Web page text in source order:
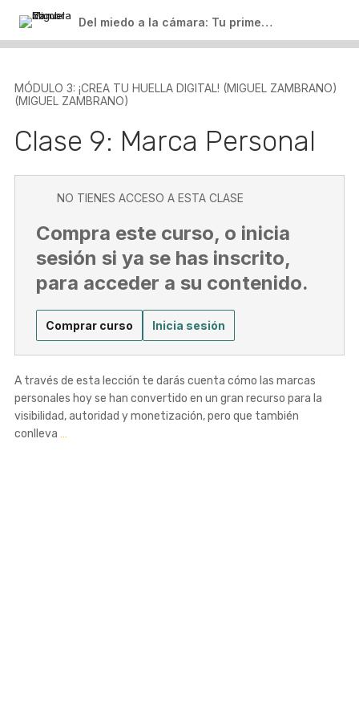
Del miedo a la cámara: Tu primer paso para crear contenido
MÓDULO 3: ¡CREA TU HUELLA DIGITAL! (MIGUEL ZAMBRANO)
(MIGUEL ZAMBRANO)
Clase 9: Marca Personal
NO TIENES ACCESO A ESTA CLASE
Compra este curso, o inicia
sesión si ya se has inscrito,
para acceder a su contenido.
Comprar curso Inicia sesión
A través de esta lección te darás cuenta cómo las marcas
personales hoy se han convertido en un gran recurso para la
visibilidad, autoridad y monetización, pero que también
conlleva …